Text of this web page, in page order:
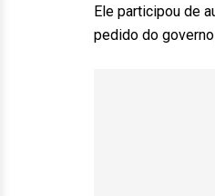
Ele participou de
pedido do